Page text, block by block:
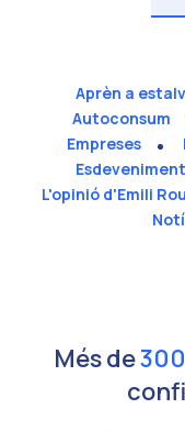
Aprèn a
Autoconsum
Empreses
L'opinió d'Emili
Més de